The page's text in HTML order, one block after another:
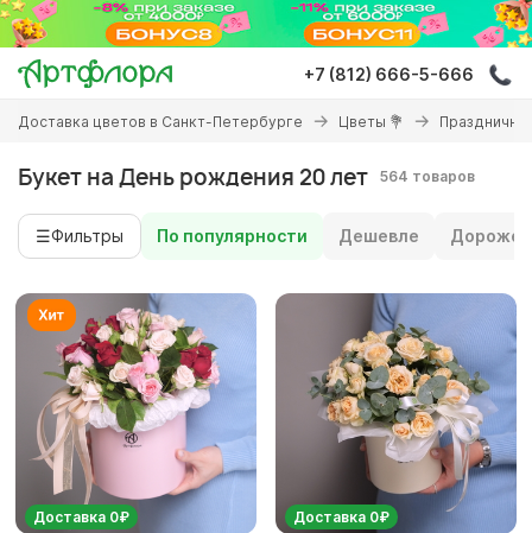
Перейти
основному
содержанию
+7 (812) 666-5-666
Вы
здесь
Доставка цветов в Санкт-Петербурге Цветы 💐
Букет на День рождения 20 лет 564 товаров
☰Фильтры По популярности Дешевле Дороже
Доставка 0₽ Доставка 0₽